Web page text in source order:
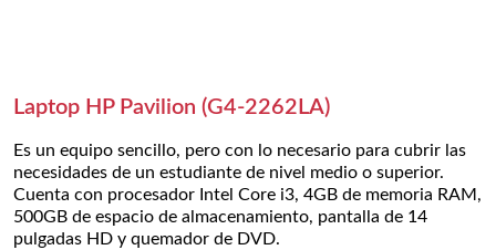
Laptop HP Pavilion (G4-2262LA)
Es un equipo sencillo, pero con lo necesario para cubrir las
necesidades de un estudiante de nivel medio o superior.
Cuenta con procesador Intel Core i3, 4GB de memoria RAM,
500GB de espacio de almacenamiento, pantalla de 14
pulgadas HD y quemador de DVD.